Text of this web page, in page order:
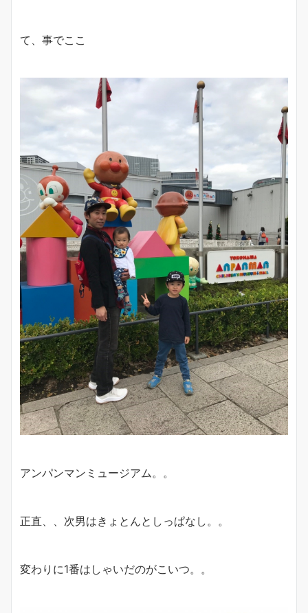
て、事でここ
アンパンマンミュージアム。。
正直、、次男はきょとんとしっぱなし。。
変わりに1番はしゃいだのがこいつ。。